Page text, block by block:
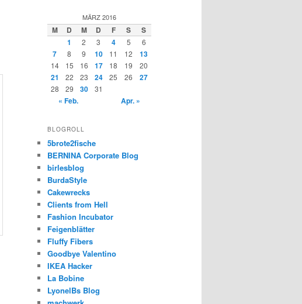
MÄRZ 2016
M D M D F S
S
1
2 3 4 5 6
7 8 9 10 11 12 13
14 15 16 17 18 19 20
21 22 23 24 25 26 27
28 29 30 31
« Feb. Apr. »
BLOGROLL
5brote2fische
BERNINA Corporate Blog
birlesblog
BurdaStyle
Cakewrecks
Clients from Hell
Fashion Incubator
Feigenblätter
Fluffy Fibers
Goodbye Valentino
IKEA Hacker
La Bobine
LyonelBs Blog